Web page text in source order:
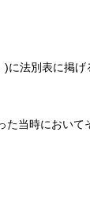
)に法別表に掲げ
当時におい